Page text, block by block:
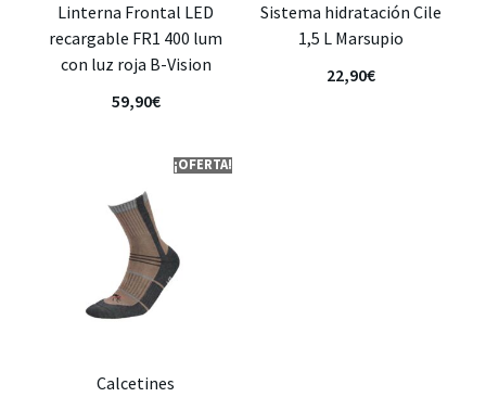
Linterna Frontal LED
recargable FR1 400 lum
con luz roja B-Vision
59,90€
Sistema hidratación Cile
1,5 L Marsupio
22,90€
¡OFERTA!
Calcetines